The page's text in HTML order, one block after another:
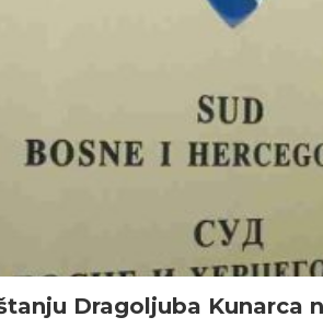
Dragoljuba Kunarca